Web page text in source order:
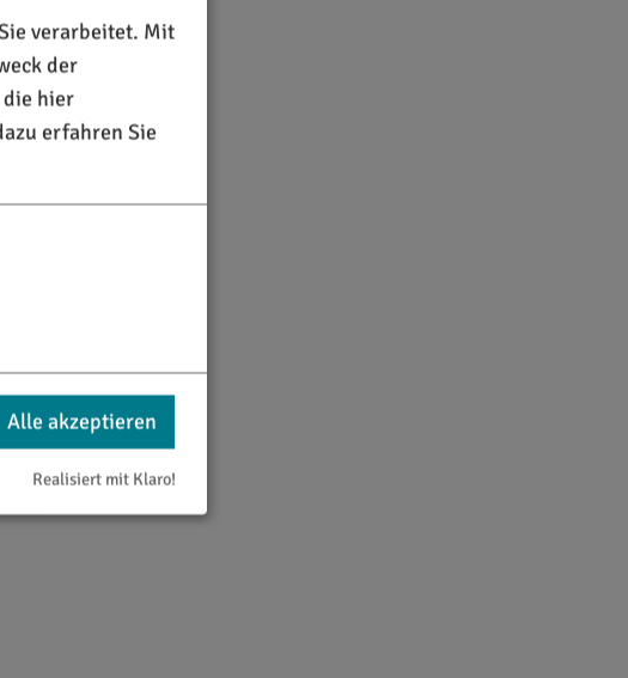
verarbeitet. Mit
der
hier
erfahren Sie
Alle akzeptieren
Realisiert mit Klaro!